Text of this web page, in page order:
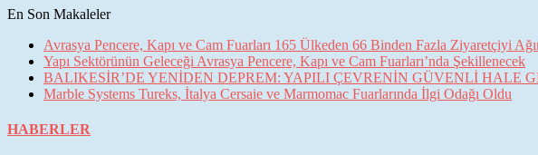
En Son Makaleler
Avrasya Pencere, Kapı ve Cam Fuarları 165 Ülkeden 66 Binden Fazla Ziyaretçiyi
Yapı Sektörünün Geleceği Avrasya Pencere, Kapı ve Cam Fuarları’nda Şekillenecek
BALIKESİR’DE YENİDEN DEPREM: YAPILI ÇEVRENİN GÜVENLİ HALE
Marble Systems Tureks, İtalya Cersaie ve Marmomac Fuarlarında İlgi Odağı Oldu
HABERLER